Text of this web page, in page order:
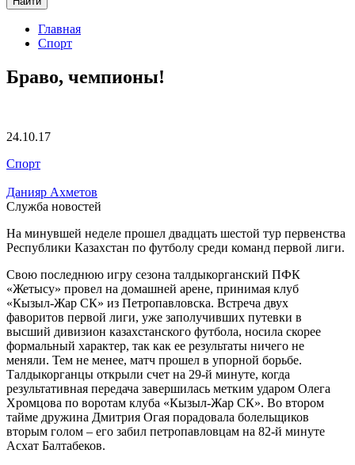
Главная
Спорт
Браво, чемпионы!
24.10.17
Спорт
Данияр Ахметов
Служба новостей
На минувшей неделе прошел двадцать шестой тур первенства
Республики Казахстан по футболу среди команд первой лиги.
Свою последнюю игру сезона талдыкорганский ПФК
«Жетысу» провел на домашней арене, принимая клуб
«Кызыл-Жар СК» из Петропавловска. Встреча двух
фаворитов первой лиги, уже заполучивших путевки в
высший дивизион казахстанского футбола, носила скорее
формальный характер, так как ее результаты ничего не
меняли. Тем не менее, матч прошел в упорной борьбе.
Талдыкорганцы открыли счет на 29-й минуте, когда
результативная передача завершилась метким ударом Олега
Хромцова по воротам клуба «Кызыл-Жар СК». Во втором
тайме дружина Дмитрия Огая порадовала болельщиков
вторым голом – его забил петропавловцам на 82-й минуте
Асхат Балтабеков.